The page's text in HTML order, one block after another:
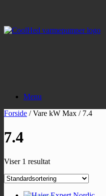
indhold
Menu
Forside / Vare kW Max / 7.4
7.4
Viser 1 resultat